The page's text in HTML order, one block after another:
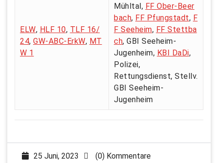
ELW, HLF 10, TLF 16/
24, GW-ABC-ErkW, MT
W 1
Mühltal, FF Ober-Beer
bach, FF Pfungstadt, F
F Seeheim, FF Stettba
ch, GBI Seeheim-
Jugenheim, KBI DaDi,
Polizei,
Rettungsdienst, Stellv.
GBI Seeheim-
Jugenheim
25 Juni, 2023
(0) Kommentare